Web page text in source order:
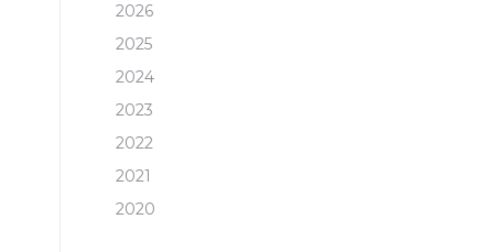
2026
2025
2024
2023
2022
2021
2020